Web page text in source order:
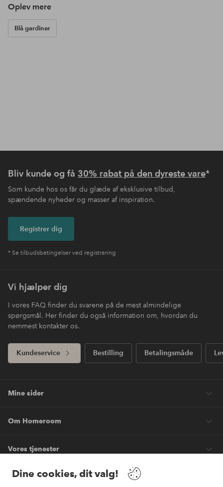
Dine cookies, dit valg!
Oplev mere
Blå gardiner
Bliv kunde og få 30% rabat på den dyreste vare*
Som kunde hos os får du glæde af eksklusive tilbud,
spændende nyheder og masser af inspiration.
Registrer dig
* Se tilbudsbetingelser ved registrering
Vi hjælper dig
I vores FAQ finder du svarene på de mest almindelige
spørgsmål. Her finder du også information om, hvordan du
nemmest kontakter os.
Kundeservice Bestilling Betalingsmåde
Mine sider
Om Homeroom
Vores tjenester
Vilkår